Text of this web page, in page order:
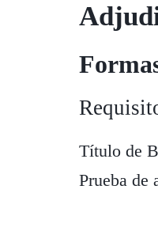
Título de
Prueba de